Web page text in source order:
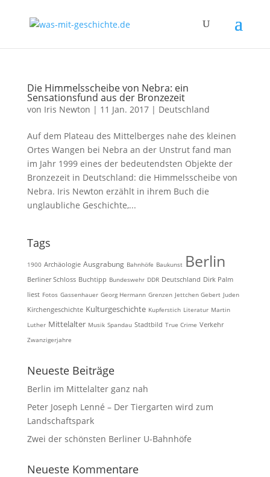
Die Himmelsscheibe von Nebra: ein
Sensationsfund aus der Bronzezeit
von Iris Newton | 11 Jan. 2017| Deutschland
Auf dem Plateau des Mittelberges nahe des kleinen
Ortes Wangen bei Nebra an der Unstrut fand man
im Jahr 1999 eines der bedeutendsten Objekte der
Bronzezeit in Deutschland: die Himmelsscheibe von
Nebra. Iris Newton erzählt in ihrem Buch die
unglaubliche Geschichte,...
Tags
1900 Archäologie Ausgrabung Bahnhöfe Baukunst Berlin
Berliner Schloss Buchtipp Bundeswehr DDR Deutschland Dirk Palm
liest Fotos Gassenhauer Georg Hermann Grenzen Jettchen Gebert Juden
Kirchengeschichte Kulturgeschichte Kupferstich Literatur Martin
Luther Mittelalter Musik Spandau Stadtbild True Crime Verkehr
Zwanzigerjahre
Neueste Beiträge
Berlin im Mittelalter ganz nah
Peter Joseph Lenné – Der Tiergarten wird zum
Landschaftspark
Zwei der schönsten Berliner U-Bahnhöfe
Neueste Kommentare